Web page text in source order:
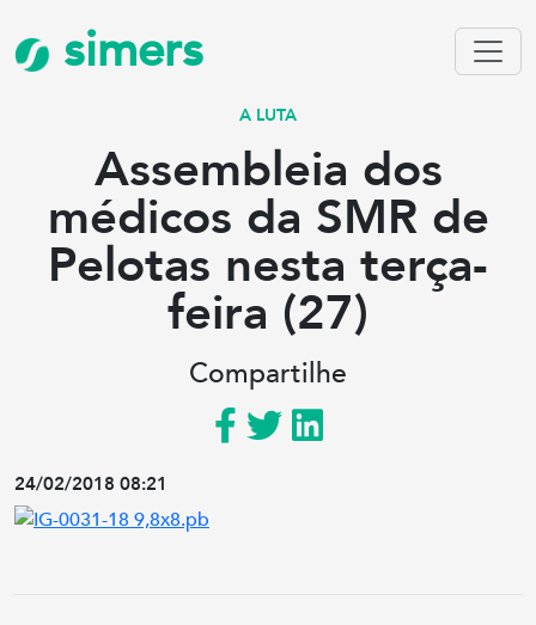
simers
A LUTA
Assembleia dos
médicos da SMR de
Pelotas nesta terça-
feira (27)
Compartilhe
24/02/2018 08:21